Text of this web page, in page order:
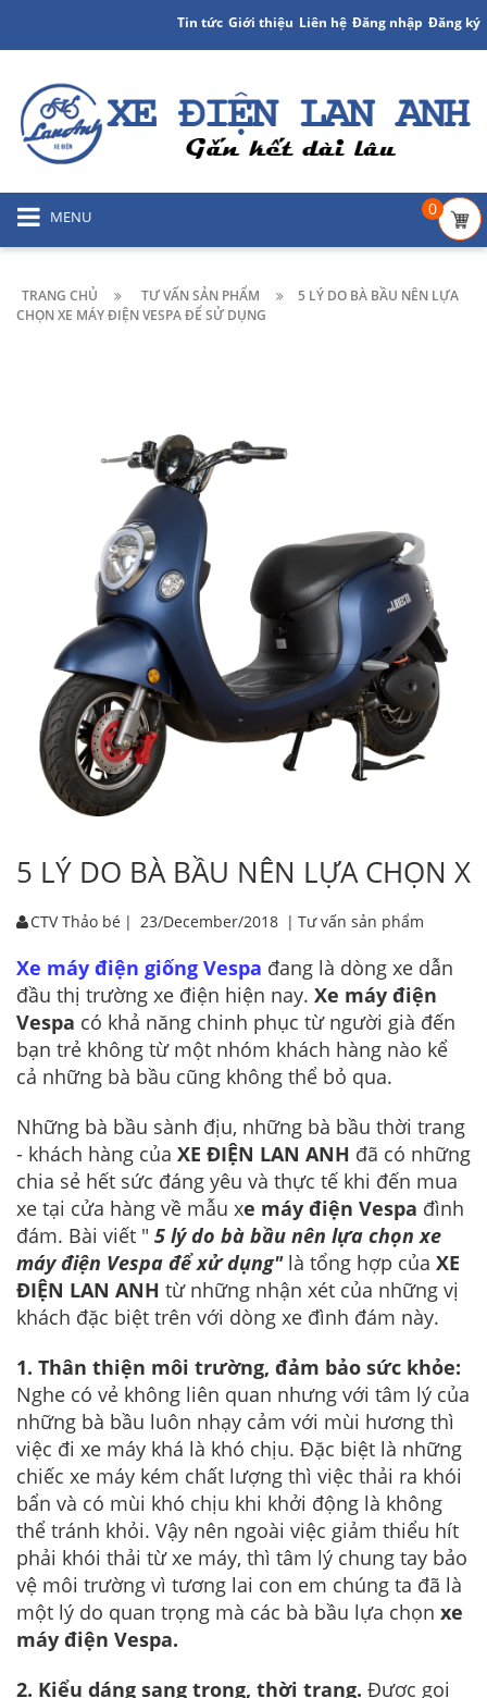
Tin tức Giới thiệu Liên hệ Đăng nhập Đăng ký
MENU 0
TRANG CHỦ TƯ VẤN SẢN PHẨM
5 LÝ DO BÀ BẦU NÊN LỰA
CHỌN XE MÁY ĐIỆN VESPA ĐỂ SỬ DỤNG
5 LÝ DO BÀ BẦU NÊN LỰA CHỌN
CTV Thảo bé | 23/December/2018 | Tư vấn sản phẩm
Xe máy điện giống Vespa đang là dòng xe dẫn
đầu thị trường xe điện hiện nay. Xe máy điện
Vespa có khả năng chinh phục từ người già đến
bạn trẻ không từ một nhóm khách hàng nào kể
cả những bà bầu cũng không thể bỏ qua.
Những bà bầu sành địu, những bà bầu thời trang
- khách hàng của XE ĐIỆN LAN ANH đã có những
chia sẻ hết sức đáng yêu và thực tế khi đến mua
xe tại cửa hàng về mẫu xe máy điện Vespa đình
đám. Bài viết " 5 lý do bà bầu nên lựa chọn xe
máy điện Vespa để xử dụng"là tổng hợp của XE
ĐIỆN LAN ANH từ những nhận xét của những vị
khách đặc biệt trên với dòng xe đình đám này.
1. Thân thiện môi trường, đảm bảo sức khỏe:
Nghe có vẻ không liên quan nhưng với tâm lý của
những bà bầu luôn nhạy cảm với mùi hương thì
việc đi xe máy khá là khó chịu. Đặc biệt là những
chiếc xe máy kém chất lượng thì việc thải ra khói
bẩn và có mùi khó chịu khi khởi động là không
thể tránh khỏi. Vậy nên ngoài việc giảm thiểu hít
phải khói thải từ xe máy, thì tâm lý chung tay bảo
vệ môi trường vì tương lai con em chúng ta đã là
một lý do quan trọng mà các bà bầu lựa chọn xe
máy điện Vespa.
2. Kiểu dáng sang trọng, thời trang. Được gọi